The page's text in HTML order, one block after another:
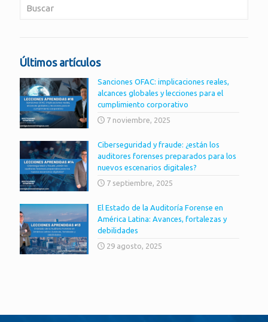
Últimos artículos
Sanciones OFAC: implicaciones reales,
alcances globales y lecciones para el
cumplimiento corporativo
7 noviembre, 2025
Ciberseguridad y fraude: ¿están los
auditores forenses preparados para los
nuevos escenarios digitales?
7 septiembre, 2025
El Estado de la Auditoría Forense en
América Latina: Avances, fortalezas y
debilidades
29 agosto, 2025